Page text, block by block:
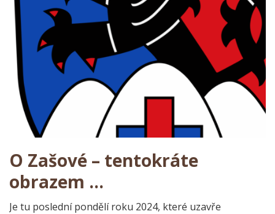
O Zašové – tentokráte
obrazem …
Je tu poslední pondělí roku 2024, které uzavře